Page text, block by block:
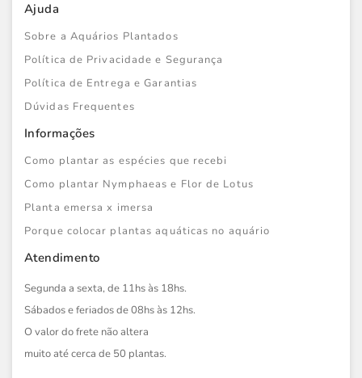
Ajuda
Sobre a Aquários Plantados
Política de Privacidade e Segurança
Política de Entrega e Garantias
Dúvidas Frequentes
Informações
Como plantar as espécies que recebi
Como plantar Nymphaeas e Flor de Lotus
Planta emersa x imersa
Porque colocar plantas aquáticas no aquário
Atendimento
Segunda a sexta, de 11hs às 18hs.
Sábados e feriados de 08hs às 12hs.
O valor do frete não altera
muito até cerca de 50 plantas.